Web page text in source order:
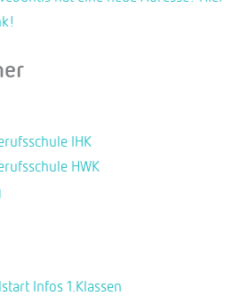
IHK
HWK
Infos 1.Klassen